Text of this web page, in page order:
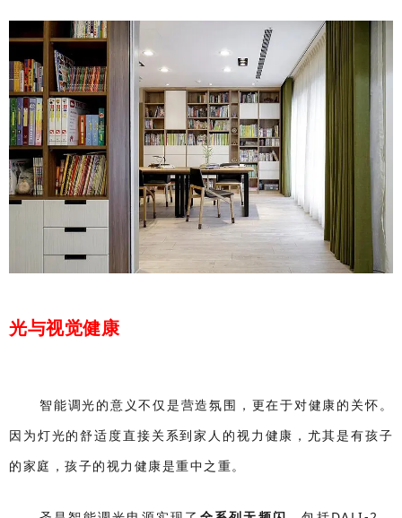
光与视觉健康
智能调光的意义不仅是营造氛围，更在于对健康的关怀。
因为灯光的舒适度直接关系到家人的视力健康，尤其是有孩子
的家庭，孩子的视力健康是重中之重。